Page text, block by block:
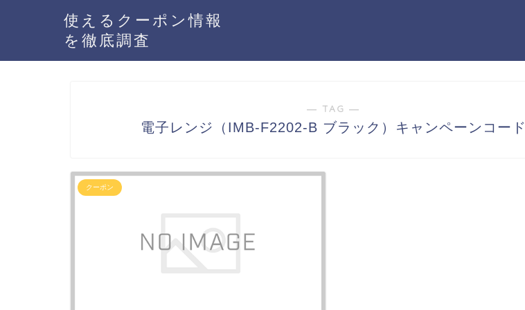
使えるクーポン情報
を徹底調査
― TAG ―
電子レンジ（IMB-F2202-B ブラック）キャンペーンコード
クーポン